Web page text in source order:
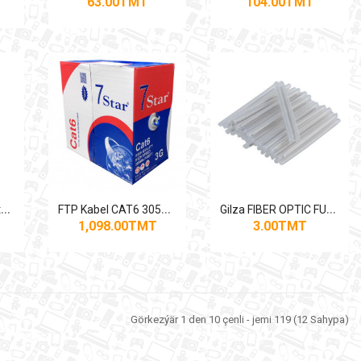
C
arPlay/Android Auto üçin Wi-Fi adapter (P200 modeli) F
TP Kabel CAT6 305M 7-STAR
1,098.00TMT
G
ilza FIBER OPTIC FUSION SPLICE
3.00TMT
Görkezýär 1 den 10 çenli - jemi 119 (12 Sahypa)